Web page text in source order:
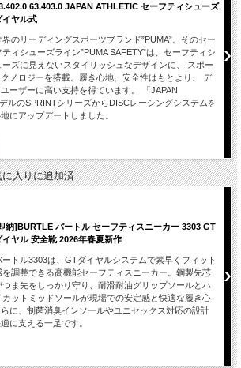
63.403.0 JAPAN ATHLETIC セーフティシューズ
イヤル式
界のリーディングスポーツブランド”PUMA”。そのセー
ティシューズライン”PUMA SAFETY”は、セーフティシ
ーズに見えないスタイリッシュなデザインに、 スポー
ノロジーを搭載。履き心地、安全性はもとより、 デ
ーザーに高い支持を得ています。 「JAPAN
ルのSPRINTシリーズからDISCレーシングシステムを
にアップデートしました。
に入りに追加済
納]BURTLE バートル セーフティスニーカー 3303 GT
イヤル 安全靴 2026年春夏新作
ートル3303は、GTダイヤルシステムで素早くフィット
を調整できる高機能セーフティスニーカー。鋼製先芯
つま先をしっかり守り、耐滑耐油グリップソールとハ
カットミッドソールが現場での安定感と快適な履き心
に、制菌消臭インソールやユニセックス対応の設計
に支える一足です。